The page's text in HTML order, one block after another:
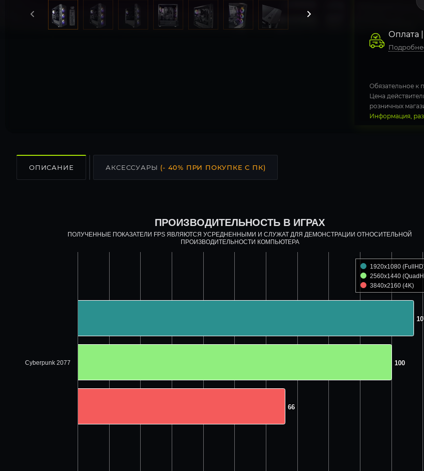
Оплата
Обязательное к
Цена
розничных
Информация,
ОПИСАНИЕ АКСЕССУАРЫ (- 40% ПРИ ПОКУПКЕ С ПК)
ПРОИЗВОДИТЕЛЬНОСТЬ В ИГРАХ
ПОЛУЧЕННЫЕ ПОКАЗАТЕЛИ FPS ЯВЛЯЮТСЯ УСРЕДНЕННЫМИ И СЛУЖАТ ДЛЯ ДЕМОНСТРАЦИИ ОТНОСИТЕЛЬНОЙ
ПРОИЗВОДИТЕЛЬНОСТИ КОМПЬЮТЕРА
100
100
66
66
1920x1080
2560x1440
3840x2160 (4K)
Cyberpunk 2077